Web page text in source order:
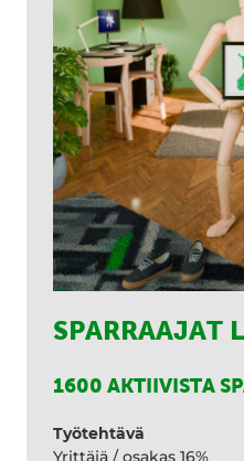
SPARRAAJAT
1600 AKTIIVISTA
Työtehtävä
Yrittäjä / osakas 16%